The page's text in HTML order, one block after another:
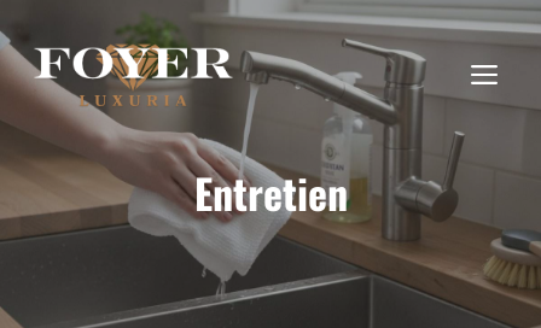
au
contenu
Entretien